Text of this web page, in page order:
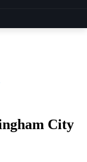
City